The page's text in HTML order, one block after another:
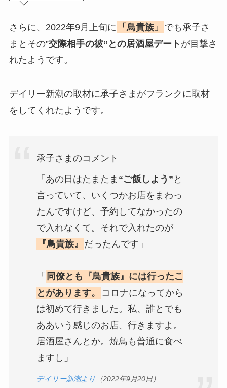
さらに、2022年9月上旬に 「鳥貴族」
でも承子さ
まとその”交際相手の彼”との居酒屋デート が目撃さ
れたようです。
デイリー新潮の取材に承子さまがフランクに取材
をしてくれたようです。
承子さまのコメント
「あの日はたまたま “ご飯しよう” と
言っていて、いくつかお店をまわっ
たんですけど、予約してなかったの
で入れなくて。それで入れたのが
『鳥貴族』
だったんです」
「 同僚とも『鳥貴族』には行ったこ
とがあります。
コロナになってから
は初めて行きました。私、誰とでも
ああいう感じのお店、行きますよ。
居酒屋さんとか。焼鳥も普通に食べ
ますし」
デイリー新潮より （2022年9月20日）